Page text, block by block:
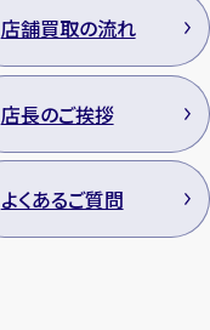
店舗買取の流れ
店長のご挨拶
よくあるご質問